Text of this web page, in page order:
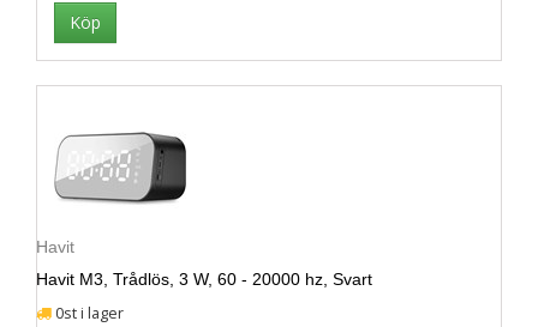
Havit
Havit M3, Trådlös, 3 W, 60 - 20000 hz, Svart
0st i lager